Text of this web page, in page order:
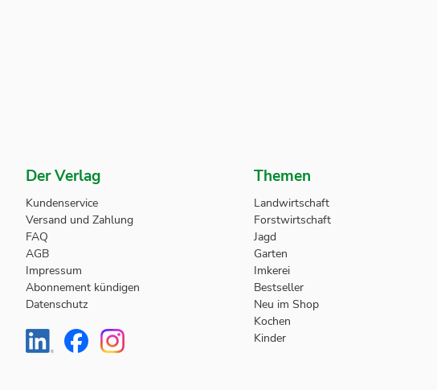
Der Verlag
Kundenservice
Versand und Zahlung
FAQ
AGB
Impressum
Abonnement kündigen
Datenschutz
Themen
Landwirtschaft
Forstwirtschaft
Jagd
Garten
Imkerei
Bestseller
Neu im Shop
Kochen
Kinder